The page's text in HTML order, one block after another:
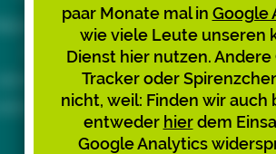
Short-URLs lassen sich nicht
Ärger und Verwirrung mit den
empfehlen wir, diese
zu teilen. Bitte sagt’s auch den
Links Ihr gekommen seid.
paar Monate mal in Google
wie viele Leute unseren
Dienst hier nutzen. Andere
Tracker oder
nicht, weil: Finden wir auch
entweder hierdem
Google Analytics